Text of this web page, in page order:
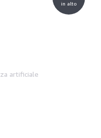
artificiale
in alto